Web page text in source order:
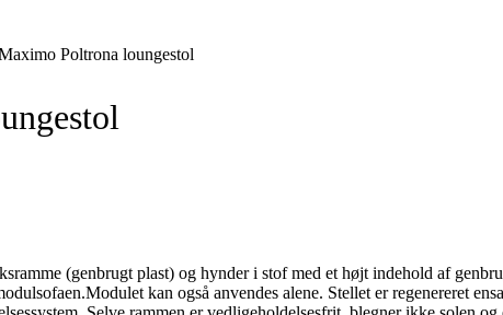
Poltrona loungestol
(genbrugt plast) og hynder i stof med et højt indehold af
kan også anvendes alene. Stellet er regenereret